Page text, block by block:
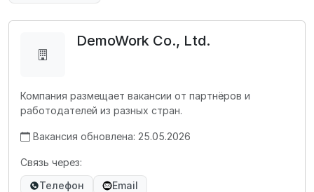
DemoWork Co., Ltd.
Компания размещает вакансии от партнёров и
работодателей из разных стран.
Вакансия обновлена: 25.05.2026
Связь через:
Телефон
Email